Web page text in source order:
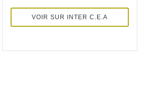
VOIR SUR INTER C.E.A